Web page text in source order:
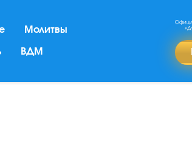
Молитвы
ВДМ